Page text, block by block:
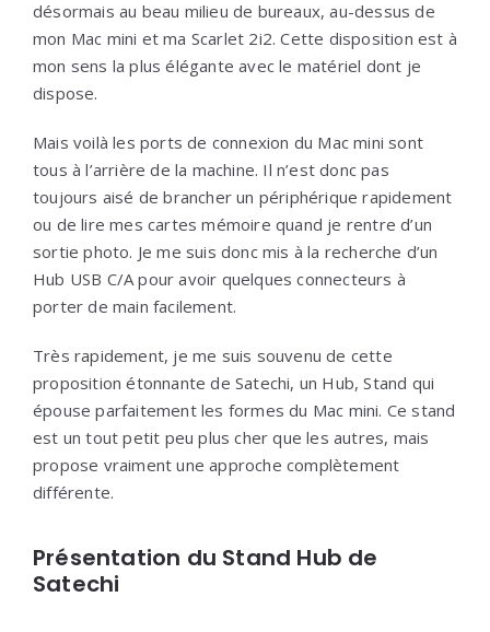
désormais au beau milieu de bureaux, au-dessus de
mon Mac mini et ma Scarlet 2i2. Cette disposition est à
mon sens la plus élégante avec le matériel dont je
dispose.
Mais voilà les ports de connexion du Mac mini sont
tous à l’arrière de la machine. Il n’est donc pas
toujours aisé de brancher un périphérique rapidement
ou de lire mes cartes mémoire quand je rentre d’un
sortie photo. Je me suis donc mis à la recherche d’un
Hub USB C/A pour avoir quelques connecteurs à
porter de main facilement.
Très rapidement, je me suis souvenu de cette
proposition étonnante de Satechi, un Hub, Stand qui
épouse parfaitement les formes du Mac mini. Ce stand
est un tout petit peu plus cher que les autres, mais
propose vraiment une approche complètement
différente.
Présentation du Stand Hub de
Satechi